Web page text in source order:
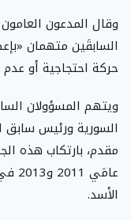
وقال المدعون
السابقَين متهمان
حركة احتجاجية أو
ويتهم المسؤولان
السورية ورئيس سابق
مقدم، بارتكاب هذه
الأسد.